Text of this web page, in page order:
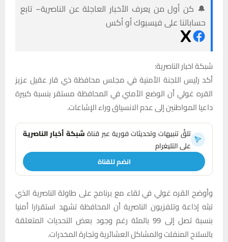
🔔 كن أول من يعرف الأخبار العاجلة عن الناصرية– تابع
حساباتنا على فيسبوك أو أكس
شبكة اخبار الناصرية:
أكد رئيس اللجنة الأمنية في مجلس محافظة ذي قار عقيل عزيز
القره غولي أن الوضع الأمني في المحافظة مستقر بنسبة كبيرة
داعيا المواطنين إلى عدم الانسياق وراء الإشاعات.
تلقَّ تنبيهات وتحديثات فورية عبر قناةشبكة أخبار الناصرية
على التليغرام
انضم للقناة
وأوضح القره غولي في لقاء مع برنامج على طاولة الناصرية الذي
تبثه إذاعة وتلفزيون الناصرية أن المحافظة تشهد استقرارا أمنيا
بنسبة تصل إلى 99 بالمئة رغم وجود بعض التحديات المتعلقة
بالسلاح المنفلت والمشاكل العشائرية وتجارة المخدرات.